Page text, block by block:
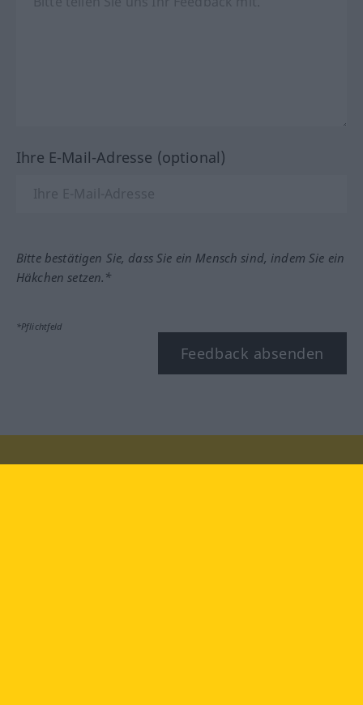
Ihre E-Mail-Adresse (optional)
Bitte bestätigen Sie, dass Sie ein Mensch sind, indem Sie ein
Häkchen setzen.*
*Pflichtfeld
Feedback absenden